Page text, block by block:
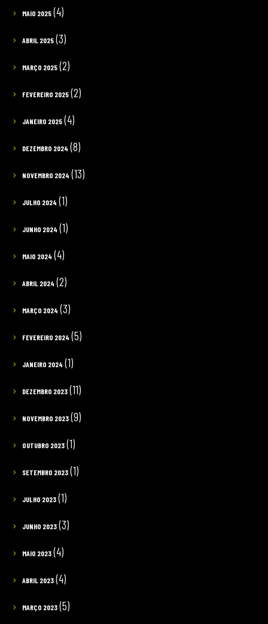
MAIO 2025(4)
ABRIL 2025(3)
MARÇO 2025(2)
FEVEREIRO 2025(2)
JANEIRO 2025(4)
DEZEMBRO 2024 (8)
NOVEMBRO 2024 (13)
JULHO 2024 (1)
JUNHO 2024 (1)
MAIO 2024 (4)
ABRIL 2024 (2)
MARÇO 2024 (3)
FEVEREIRO 2024 (5)
JANEIRO 2024 (1)
DEZEMBRO 2023(11)
NOVEMBRO 2023(9)
OUTUBRO 2023(1)
SETEMBRO 2023(1)
JULHO 2023(1)
JUNHO 2023(3)
MAIO 2023(4)
ABRIL 2023(4)
MARÇO 2023(5)